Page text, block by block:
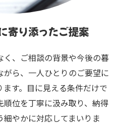
寄り添ったご提案
、ご相談の背景や今後の暮
ら、一人ひとりのご要望に
す。目に見える条件だけで
位を丁寧に汲み取り、納得
やかに対応してまいりま